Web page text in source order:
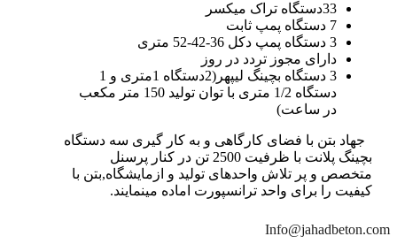
33دستگاه تراک میکسر
7 دستگاه پمپ ثابت
3 دستگاه پمپ دکل 36-42-52 متری
دارای مجوز تردد در روز
3 دستگاه بچینگ لیپهر(2دستگاه 1متری و 1
دستگاه 1/2 متری با توان تولید 150 متر مکعب
در ساعت)
جهاد بتن با فضای کارگاهی و به کار گیری سه دستگاه
بچینگ پلانت با ظرفیت 2500 تن در کنار پرسنل
متخصص و پر تلاش واحدهای تولید و ازمایشگاه,بتن با
کیفیت را برای واحد ترانسپورت اماده مینمایند.
Info@jahadbeton.com